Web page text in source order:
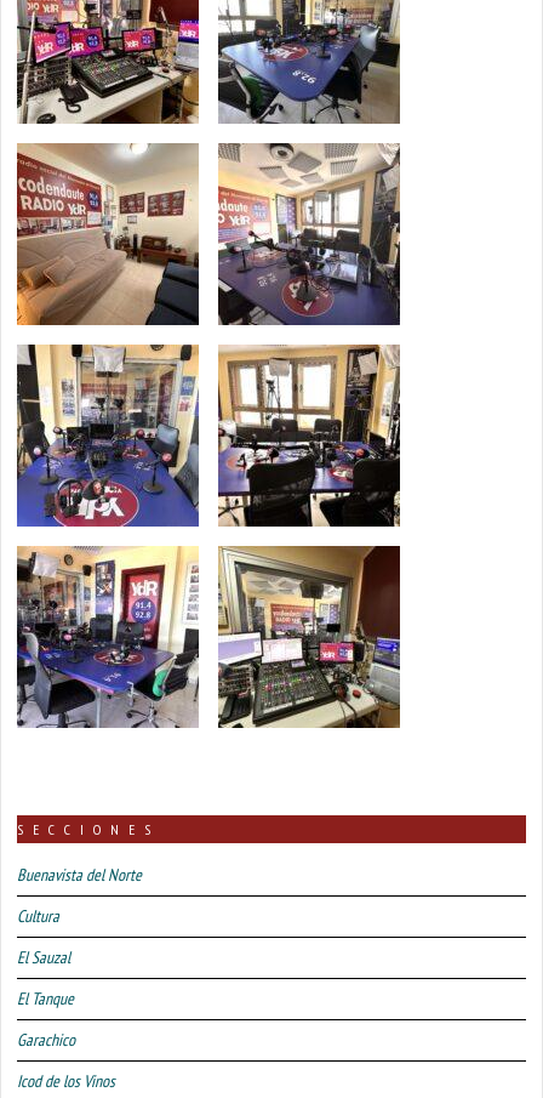
SECCIONES
Buenavista del Norte
Cultura
El Sauzal
El Tanque
Garachico
Icod de los Vinos